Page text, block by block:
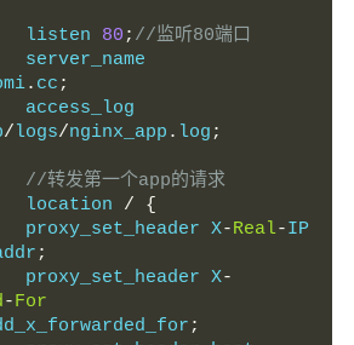
           listen
80 ; //监听80端口
. cc ;
/logs/nginx_app . log ;
//转发第一个app的请求
           location
/
{
           proxy_set_header X
-Real-IP
;
           proxy_set_header X
-
-For
;